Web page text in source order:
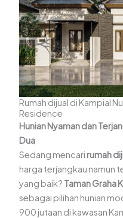
Rumah dijual di Kampial
Residence
Hunian Nyaman dan
Dua
Sedang mencari rumah
harga terjangkau namun
yang baik? Taman Graha
sebagai pilihan hunian
900 jutaan di kawasan